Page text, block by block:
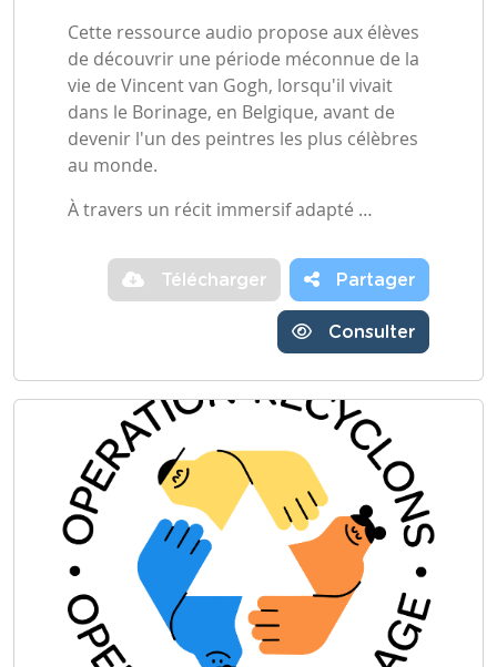
Cette ressource audio propose aux élèves
de découvrir une période méconnue de la
vie de Vincent van Gogh, lorsqu'il vivait
dans le Borinage, en Belgique, avant de
devenir l'un des peintres les plus célèbres
au monde.
À travers un récit immersif adapté …
Télécharger Partager
Consulter